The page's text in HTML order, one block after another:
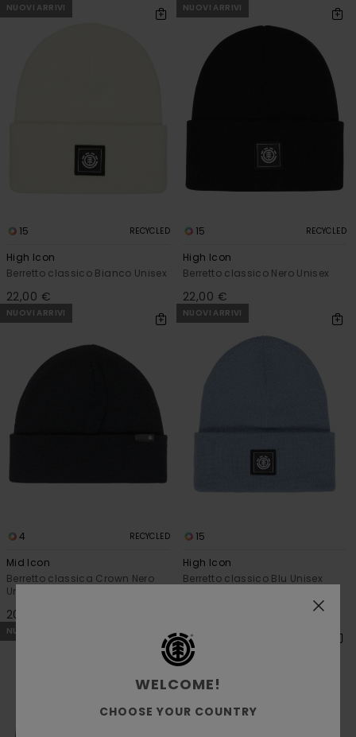
NUOVI ARRIVI
15 RECYCLED
High Icon
Berretto classico Bianco Unisex
22,00 €
NUOVI ARRIVI
15 RECYCLED
High Icon
Berretto classico Nero Unisex
22,00 €
NUOVI ARRIVI
4 RECYCLED
Mid Icon
Berretto classica Crown Nero
Unisex
20,00 €
NUOVI ARRIVI
15
High Icon
Berretto classico Blu Unisex
NUOVI ARRIVI
WELCOME!
CHOOSE YOUR COUNTRY